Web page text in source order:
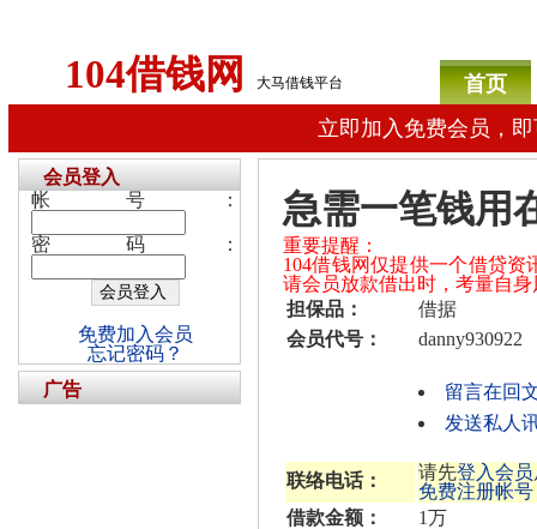
104借钱网 大马借钱平台
首页
立即加入免费会员，
急需一笔钱用
重要提醒：
104借钱网仅提供一个借贷
请会员放款借出时，考量自
担保品：
借据
会员代号：
danny930922
留言在回
发送私人
联络电话： 请先登入会员
免费注册帐号
借款金额：
1万
会员登入
帐号：
密码：
免费加入会员
忘记密码？
广告